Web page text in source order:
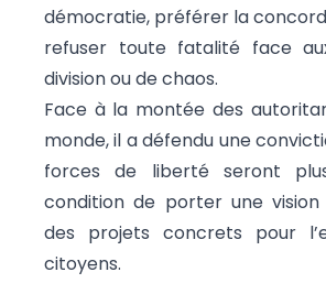
démocratie, préférer la
refuser toute fatalité face
division ou de chaos.
Face à la montée des
monde, il a défendu une
forces de liberté seront
condition de porter une
des projets concrets pour
citoyens.